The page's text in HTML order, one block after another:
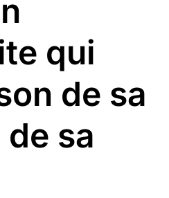
qui
de sa
sa